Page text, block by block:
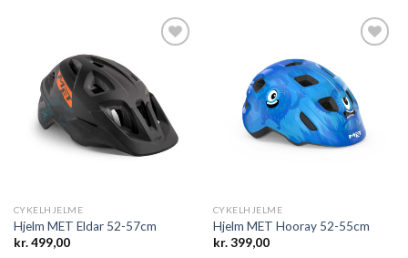
Add to
wishlist
CYKELHJELME
Hjelm MET Eldar 52-57cm
kr.499,00
Add to
wishlist
CYKELHJELME
Hjelm MET Hooray 52-55cm
kr.399,00